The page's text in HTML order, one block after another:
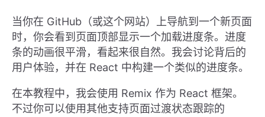
当你在 GitHub（或这个网站）上导航到一个新页面
时，你会看到页面顶部显示一个加载进度条。进度
条的动画很平滑，看起来很自然。我会讨论背后的
用户体验，并在 React 中构建一个类似的进度条。
在本教程中，我会使用 Remix 作为 React 框架。
不过你可以使用其他支持页面过渡状态跟踪的